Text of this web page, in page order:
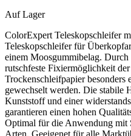
Auf Lager
ColorExpert Teleskopschleifer
Teleskopschleifer für
einem Moosgummibelag. Durch
rutschfeste Fixiermöglichkeit
Trockenschleifpapier
gewechselt werden. Die stabile
Kunststoff und einer
garantieren einen hohen
Optimal für die Anwendung mit